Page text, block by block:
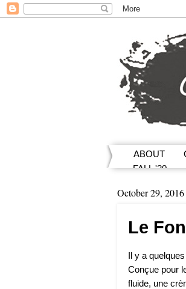
ABOUT
FALL '20
October 29, 2016
Le
Il y a
Conçue pour
fluide, une